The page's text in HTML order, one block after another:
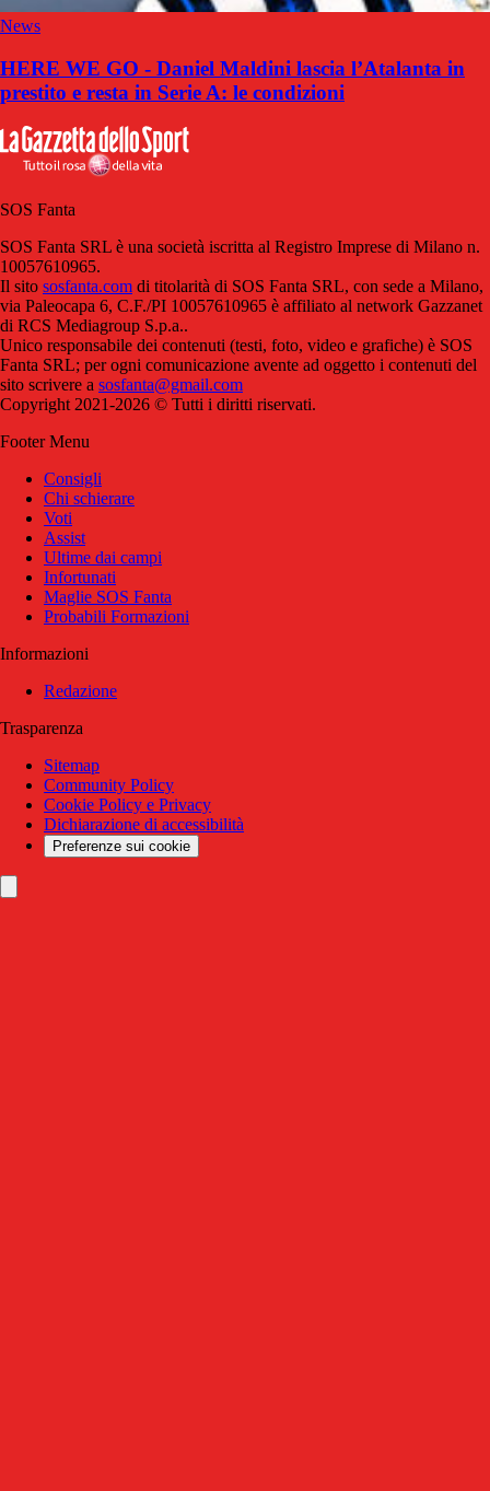
News
HERE WE GO - Daniel Maldini lascia l’Atalanta in
prestito e resta in Serie A: le condizioni
SOS Fanta
SOS Fanta SRL è una società iscritta al Registro Imprese di Milano n.
10057610965.
Il sito sosfanta.com di titolarità di SOS Fanta SRL, con sede a Milano,
via Paleocapa 6, C.F./PI 10057610965 è affiliato al network Gazzanet
di RCS Mediagroup S.p.a..
Unico responsabile dei contenuti (testi, foto, video e grafiche) è SOS
Fanta SRL; per ogni comunicazione avente ad oggetto i contenuti del
sito scrivere a sosfanta@gmail.com
Copyright 2021-2026 © Tutti i diritti riservati.
Footer Menu
Consigli
Chi schierare
Voti
Assist
Ultime dai campi
Infortunati
Maglie SOS Fanta
Probabili Formazioni
Informazioni
Redazione
Trasparenza
Sitemap
Community Policy
Cookie Policy e Privacy
Dichiarazione di accessibilità
Preferenze sui cookie